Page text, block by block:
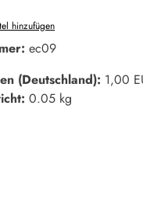
hinzufügen
ec09
(Deutschland): 1,00
0.05 kg